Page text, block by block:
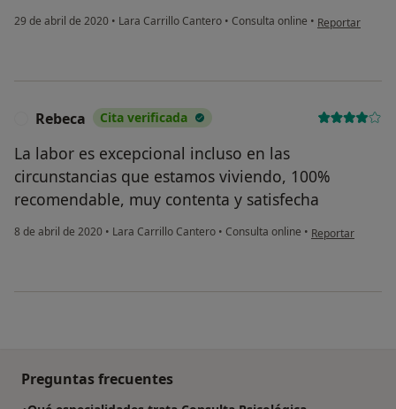
29 de abril de 2020 • Lara Carrillo Cantero • Consulta online • en opinión del
Reportar
Rebeca Cita verificada
La labor es excepcional incluso en las
circunstancias que estamos viviendo, 100%
recomendable, muy contenta y satisfecha
8 de abril de 2020 • Lara Carrillo Cantero • Consulta online • en opinión del
Reportar
Preguntas frecuentes